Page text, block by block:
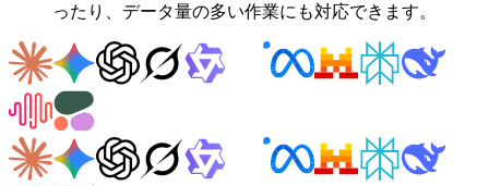
ったり、データ量の多い作業にも対応できます。